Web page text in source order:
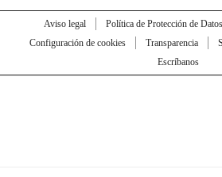
Aviso legal Política de Protección de Datos
Configuración de cookies
Transparencia
Escríbanos